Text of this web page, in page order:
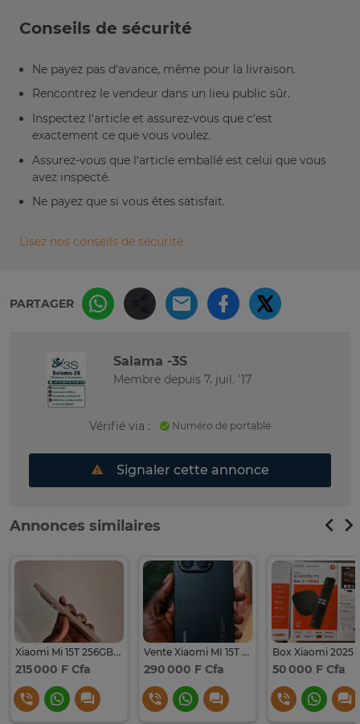
Conseils de sécurité
Ne payez pas d’avance, même pour la livraison.
Rencontrez le vendeur dans un lieu public sûr.
Inspectez l’article et assurez-vous que c’est
exactement ce que vous voulez.
Assurez-vous que l’article emballé est celui que vous
avez inspecté.
Ne payez que si vous êtes satisfait.
Lisez nos conseils de sécurité
PARTAGER
Salama -3S
Membre depuis 7. juil. '17
Vérifié via : Numéro de portable
Signaler cette annonce
Annonces similaires
Xiaomi Mi 15T 256GB 12GB ram
215 000 F Cfa
Vente Xiaomi MI 15T Pro 5G
290 000 F Cfa 50 000 F Cfa